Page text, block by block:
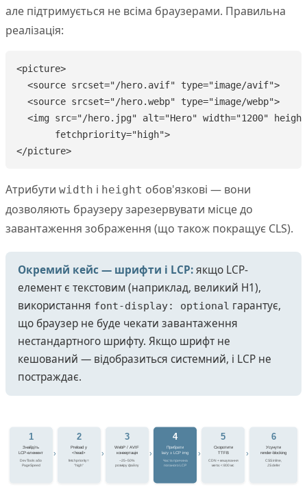
але підтримується не всіма браузерами. Правильна
реалізація:
<picture>
  <source srcset="/hero.avif" type="image/avif">
  <source srcset="/hero.webp" type="image/webp">
<img src="/hero.jpg" alt="Hero" width="1200"
       fetchpriority="high">
</picture>
Атрибути width і height обов'язкові — вони
дозволяють браузеру зарезервувати місце до
завантаження зображення (що також покращує CLS).
Окремий кейс — шрифти і LCP:якщо LCP-
елемент є текстовим (наприклад, великий H1),
використання font-display: optional гарантує,
що браузер не буде чекати завантаження
нестандартного шрифту. Якщо шрифт не
кешований — відобразиться системний, і LCP не
постраждає.
1
Знайдіть
LCP-елемент
DevTools або
PageSpeed
›
2
Preload у
<head>
fetchpriority=
"high"
›
3
WebP / AVIF
конвертація
−25–50%
розміру файлу
›
4
Прибрати
lazy з LCP img
Часта причина
поганого LCP
›
5
Скоротити
TTFB
CDN + кешування
мета: < 800 мс
›
6
Усунути
render-blocking
CSS inline,
JS defer